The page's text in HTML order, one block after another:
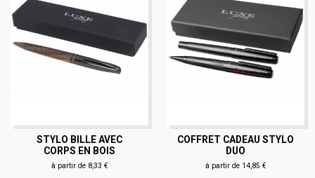
STYLO BILLE AVEC
CORPS EN BOIS
à partir de 8,33 €
COFFRET CADEAU STYLO
DUO
à partir de 14,85 €